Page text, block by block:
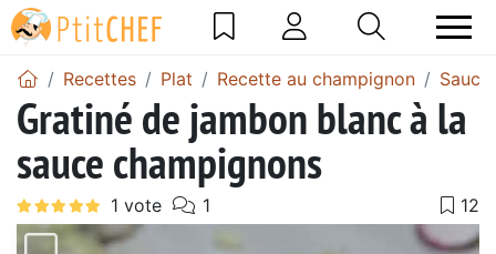
Recettes Plat Recette au champignon
Gratiné de jambon blanc à la
sauce champignons